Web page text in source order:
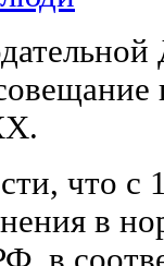
что с
в